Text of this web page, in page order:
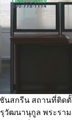
นสกรีน สถานที่ติดตั้
รุวัฒนานุกูล พระรา